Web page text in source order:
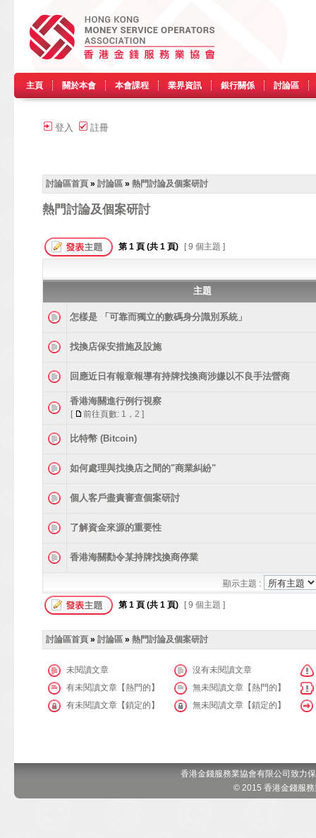
主頁 關於本會 本會課程 業界資訊 銀行關係 討論區
登入 註冊
討論區首頁 » 討論區 » 熱門討論及個案研討
熱門討論及個案研討
第 1 頁 (共 1 頁) [ 9 個主題 ]
主題
怎樣是 「可靠而獨立的數碼身分識別系統」
找換店保安措施及設施
回應近日有報章報導有持牌找換商涉嫌以不良手法營商
香港海關進行例行視察
[ 前往頁數: 1 ， 2 ]
比特幣 (Bitcoin)
如何處理與找換店之間的"商業糾紛"
個人客戶盡責審查個案研討
了解資金來源的重要性
香港海關勸令某持牌找換商停業
顯示主題 :
第 1 頁 (共 1 頁) [ 9 個主題 ]
討論區首頁 » 討論區 » 熱門討論及個案研討
未閱讀文章
沒有未閱讀文章
有未閱讀文章【熱門的】
無未閱讀文章【熱門的】
有未閱讀文章【鎖定的】
無未閱讀文章【鎖定的】
香港金錢服務業協會有限公司致力
© 2015 香港金錢服